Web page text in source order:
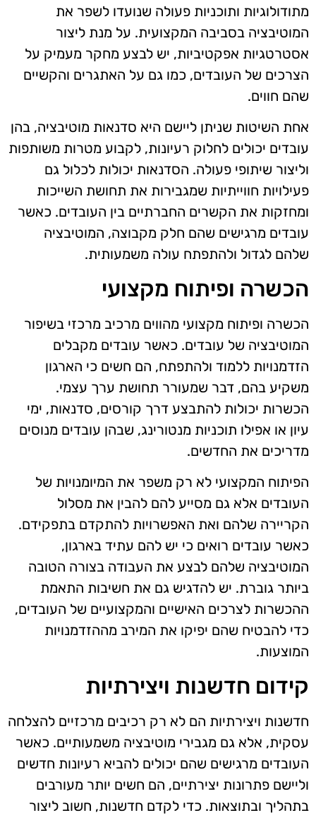
מתודולוגיות ותוכניות פעולה שנועדו לשפר את
המוטיבציה בסביבה המקצועית. על מנת ליצור
אסטרטגיות אפקטיביות, יש לבצע מחקר מעמיק על
הצרכים של העובדים, כמו גם על האתגרים והקשיים
שהם חווים.
אחת השיטות שניתן ליישם היא סדנאות מוטיבציה, בהן
עובדים יכולים לחלוק רעיונות, לקבוע מטרות משותפות
וליצור שיתופי פעולה. הסדנאות יכולות לכלול גם
פעילויות חווייתיות שמגבירות את תחושת השייכות
ומחזקות את הקשרים החברתיים בין העובדים. כאשר
עובדים מרגישים שהם חלק מקבוצה, המוטיבציה
שלהם לגדול ולהתפתח עולה משמעותית.
הכשרה ופיתוח מקצועי
הכשרה ופיתוח מקצועי מהווים מרכיב מרכזי בשיפור
המוטיבציה של עובדים. כאשר עובדים מקבלים
הזדמנויות ללמוד ולהתפתח, הם חשים כי הארגון
משקיע בהם, דבר שמעורר תחושת ערך עצמי.
הכשרות יכולות להתבצע דרך קורסים, סדנאות, ימי
עיון או אפילו תוכניות מנטורינג, שבהן עובדים מנוסים
מדריכים את החדשים.
הפיתוח המקצועי לא רק משפר את המיומנויות של
העובדים אלא גם מסייע להם להבין את מסלול
הקריירה שלהם ואת האפשרויות להתקדם בתפקידם.
כאשר עובדים רואים כי יש להם עתיד בארגון,
המוטיבציה שלהם לבצע את העבודה בצורה הטובה
ביותר גוברת. יש להדגיש גם את חשיבות התאמת
ההכשרות לצרכים האישיים והמקצועיים של העובדים,
כדי להבטיח שהם יפיקו את המירב מההזדמנויות
המוצעות.
קידום חדשנות ויצירתיות
חדשנות ויצירתיות הם לא רק רכיבים מרכזיים להצלחה
עסקית, אלא גם מגבירי מוטיבציה משמעותיים. כאשר
העובדים מרגישים שהם יכולים להביא רעיונות חדשים
וליישם פתרונות יצירתיים, הם חשים יותר מעורבים
בתהליך ובתוצאות. כדי לקדם חדשנות, חשוב ליצור